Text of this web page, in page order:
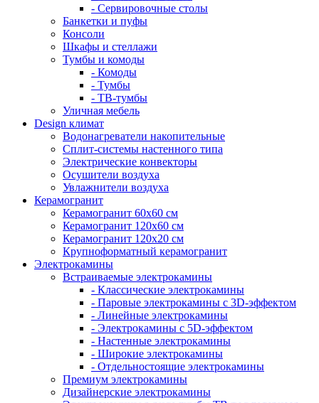
- Сервировочные столы
Банкетки и пуфы
Консоли
Шкафы и стеллажи
Тумбы и комоды
- Комоды
- Тумбы
- ТВ-тумбы
Уличная мебель
Design климат
Водонагреватели накопительные
Сплит-системы настенного типа
Электрические конвекторы
Осушители воздуха
Увлажнители воздуха
Керамогранит
Керамогранит 60х60 см
Керамогранит 120х60 см
Керамогранит 120х20 см
Крупноформатный керамогранит
Электрокамины
Встраиваемые электрокамины
- Классические электрокамины
- Паровые электрокамины с 3D-эффектом
- Линейные электрокамины
- Электрокамины с 5D-эффектом
- Настенные электрокамины
- Широкие электрокамины
- Отдельностоящие электрокамины
Премиум электрокамины
Дизайнерские электрокамины